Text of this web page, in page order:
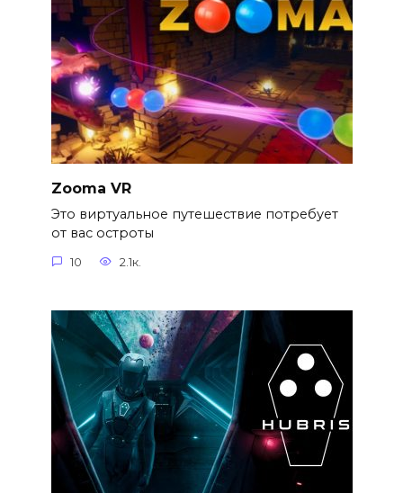
Zooma VR
Это виртуальное путешествие потребует
от вас остроты
10 2.1к.